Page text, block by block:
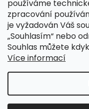
používáme
zpracování
je vyžadován Váš
„Souhlasím“ nebo
Souhlas můžete
Více informací
Vložením e-mailu
PŘIHLÁSIT SE
Copyright 2026